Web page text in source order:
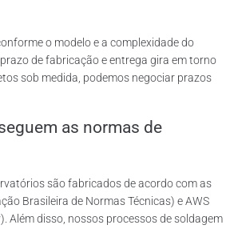
o modelo e a complexidade do
de fabricação e entrega gira em torno
sob medida, podemos negociar prazos
as normas de
são fabricados de acordo com as
Brasileira de Normas Técnicas) e AWS
Além disso, nossos processos de soldagem